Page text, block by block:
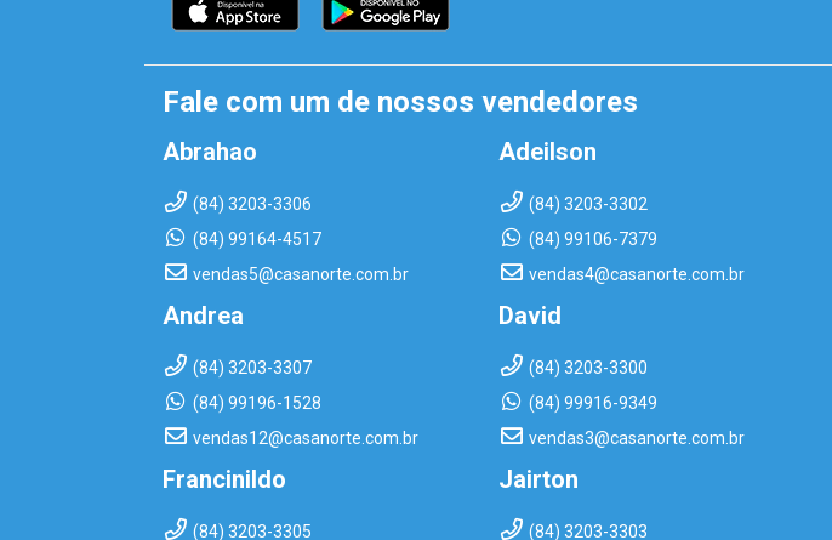
Fale com um de nossos vendedores
Abrahao
(84) 3203-3306
(84) 99164-4517
vendas5@casanorte.com.br
Adeilson
(84) 3203-3302
(84) 99106-7379
vendas4@casanorte.com.br
Andrea
(84) 3203-3307
(84) 99196-1528
vendas12@casanorte.com.br
David
(84) 3203-3300
(84) 99916-9349
vendas3@casanorte.com.br
Francinildo
(84) 3203-3305
Jairton
(84) 3203-3303